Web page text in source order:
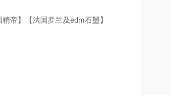
帝】【法国罗兰及edm石墨】